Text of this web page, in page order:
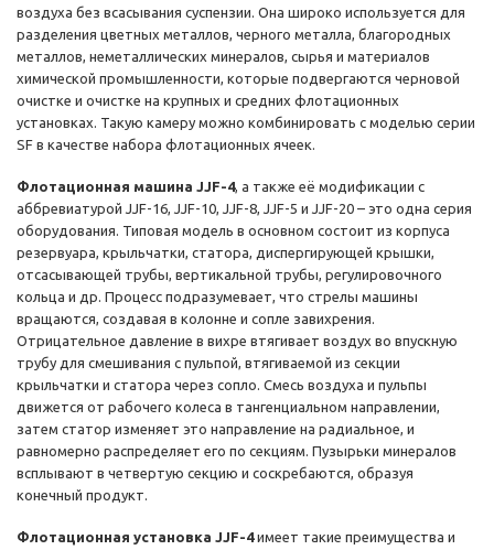
воздуха без всасывания суспензии. Она широко используется для
разделения цветных металлов, черного металла, благородных
металлов, неметаллических минералов, сырья и материалов
химической промышленности, которые подвергаются черновой
очистке и очистке на крупных и средних флотационных
установках. Такую камеру можно комбинировать с моделью серии
SF в качестве набора флотационных ячеек.
Флотационная машина JJF-4, а также её модификации с
аббревиатурой JJF-16, JJF-10, JJF-8, JJF-5 и JJF-20 – это одна серия
оборудования. Типовая модель в основном состоит из корпуса
резервуара, крыльчатки, статора, диспергирующей крышки,
отсасывающей трубы, вертикальной трубы, регулировочного
кольца и др. Процесс подразумевает, что стрелы машины
вращаются, создавая в колонне и сопле завихрения.
Отрицательное давление в вихре втягивает воздух во впускную
трубу для смешивания с пульпой, втягиваемой из секции
крыльчатки и статора через сопло. Смесь воздуха и пульпы
движется от рабочего колеса в тангенциальном направлении,
затем статор изменяет это направление на радиальное, и
равномерно распределяет его по секциям. Пузырьки минералов
всплывают в четвертую секцию и соскребаются, образуя
конечный продукт.
Флотационная установка JJF-4имеет такие преимущества и